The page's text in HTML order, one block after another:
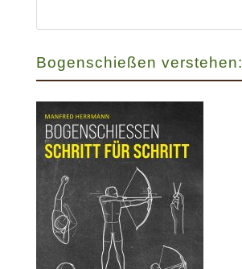
Bogenschießen verstehen: